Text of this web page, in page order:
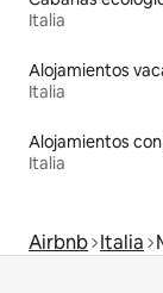
Italia
Italia
Alojamientos
Italia
Airbnb Italia